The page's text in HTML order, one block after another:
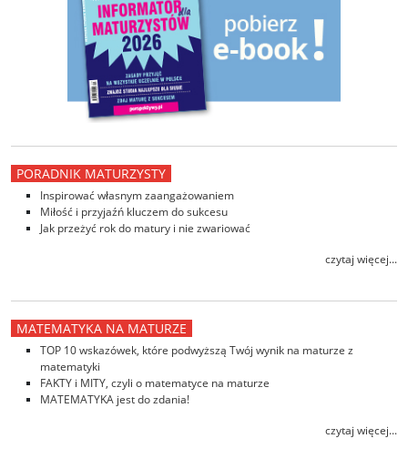
PORADNIK MATURZYSTY
Inspirować własnym zaangażowaniem
Miłość i przyjaźń kluczem do sukcesu
Jak przeżyć rok do matury i nie zwariować
czytaj więcej...
MATEMATYKA NA MATURZE
TOP 10 wskazówek, które podwyższą Twój wynik na maturze z
matematyki
FAKTY i MITY, czyli o matematyce na maturze
MATEMATYKA jest do zdania!
czytaj więcej...